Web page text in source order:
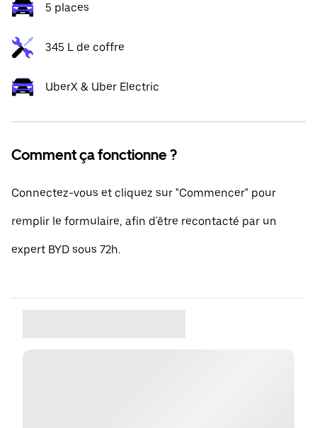
5 places
345 L de coffre
UberX & Uber Electric
Comment ça fonctionne ?
Connectez-vous et cliquez sur "Commencer" pour
remplir le formulaire, afin d'être recontacté par un
expert BYD sous 72h.